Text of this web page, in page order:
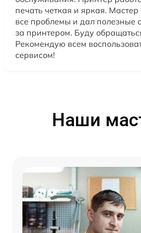
печать четкая и яркая.
все проблемы и дал полезные
за принтером. Буду
Рекомендую всем
сервисом!
Наши